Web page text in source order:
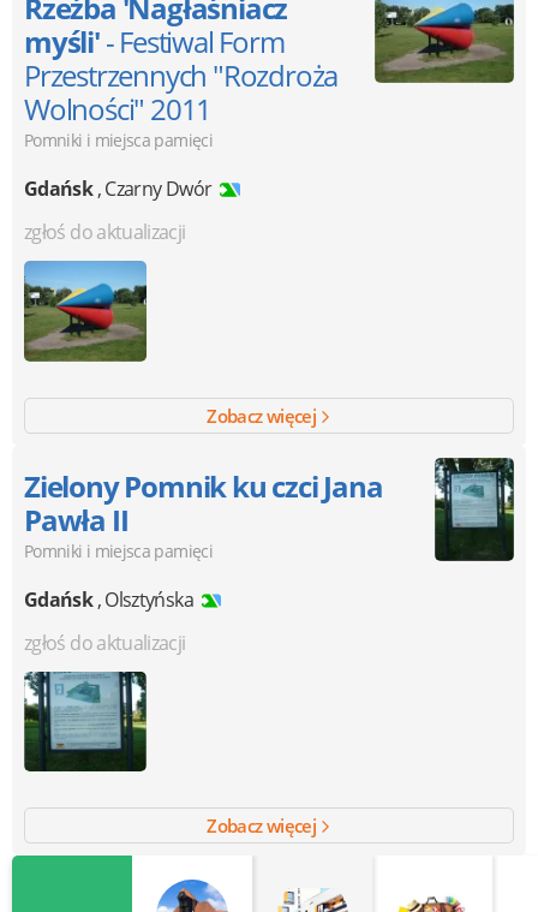
Rzeźba 'Nagłaśniacz
myśli'- Festiwal Form
Przestrzennych "Rozdroża
Wolności" 2011
Pomniki i miejsca pamięci
Gdańsk ,Czarny Dwór
zgłoś do aktualizacji
Zobacz więcej
Zielony Pomnik ku czci Jana
Pawła II
Pomniki i miejsca pamięci
Gdańsk ,Olsztyńska
zgłoś do aktualizacji
Zobacz więcej